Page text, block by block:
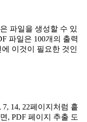
파일을 생성할 수 있
파일은 100개의 출력
이것이 필요한 것인
14, 22페이지처럼 흩
, PDF 페이지 추출 도